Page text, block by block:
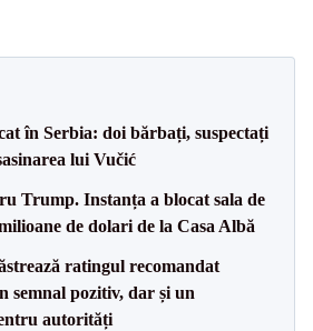
în Serbia: doi bărbați, suspectați
lui Vučić
Trump. Instanța a blocat sala de
de dolari de la Casa Albă
ratingul recomandat
semnal pozitiv, dar și un
autorități